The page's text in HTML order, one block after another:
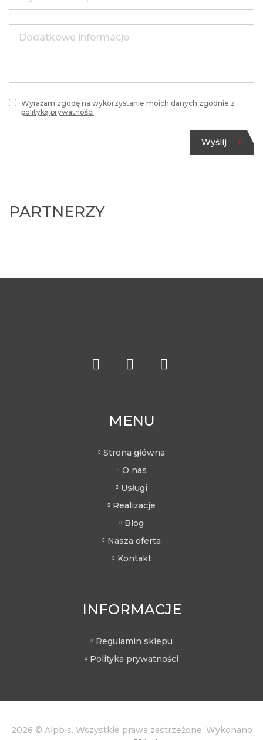
Wyrażam zgodę na wykorzystanie moich danych zgodnie z
polityką prywatności
Wyślij
PARTNERZY
MENU
Strona główna
O nas
Usługi
Realizacje
Blog
Nasza oferta
Kontakt
INFORMACJE
Regulamin sklepu
Polityka prywatności
2026 © Alpbis. Wszystkie prawa zastrzeżone. Wykonano